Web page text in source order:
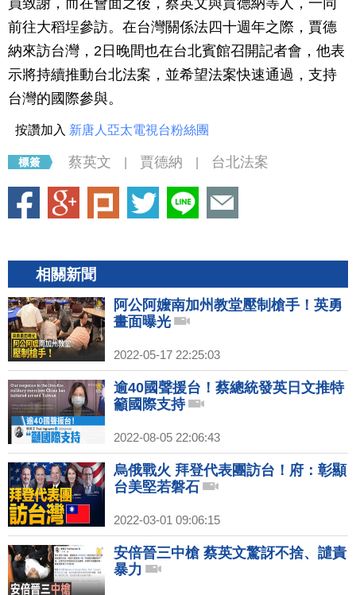
員致謝，而在會面之後，蔡英文與賈德納等人，一同
前往大稻埕參訪。在台灣關係法四十週年之際，賈德
納來訪台灣，2日晚間也在台北賓館召開記者會，他表
示將持續推動台北法案，並希望法案快速通過，支持
台灣的國際參與。
按讚加入 新唐人亞太電視台粉絲團
蔡英文 賈德納 台北法案
相關新聞
阿公阿嬤南加州教堂壓制槍手！英勇
畫面曝光
2022-05-17 22:25:03
逾40國聲援台！蔡總統發英日文推特
籲國際支持
2022-08-05 22:06:43
烏俄戰火 拜登代表團訪台！府：彰顯
台美堅若磐石
2022-03-01 09:06:15
安倍晉三中槍 蔡英文驚訝不捨、譴責
暴力